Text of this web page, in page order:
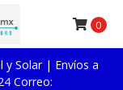
y Solar | Envíos a
Correo:
0